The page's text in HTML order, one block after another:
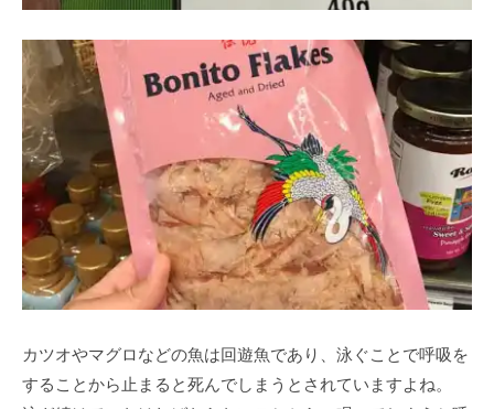
カツオやマグロなどの魚は回遊魚であり、泳ぐことで呼吸を
することから止まると死んでしまうとされていますよね。